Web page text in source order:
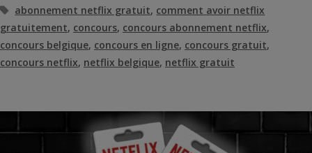
Étiquettes
abonnement netflix gratuit, comment avoir netflix
gratuitement, concours, concours abonnement netflix,
concours belgique, concours en ligne, concours gratuit,
concours netflix, netflix belgique, netflix gratuit